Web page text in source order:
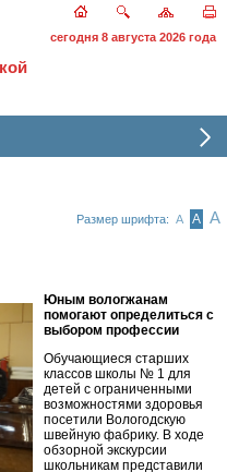
сегодня 8 августа 2026 года
Размер шрифта: А А А
Юным вологжанам
помогают определиться с
выбором профессии
Обучающиеся старших
классов школы № 1 для
детей с ограниченными
возможностями здоровья
посетили Вологодскую
швейную фабрику. В ходе
обзорной экскурсии
школьникам представили